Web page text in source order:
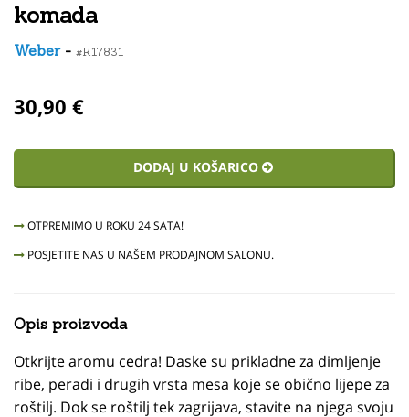
komada
Weber- #K17831
30,90 €
DODAJ U KOŠARICO
OTPREMIMO U ROKU 24 SATA!
POSJETITE NAS U NAŠEM PRODAJNOM SALONU.
Opis proizvoda
Otkrijte aromu cedra! Daske su prikladne za dimljenje
ribe, peradi i drugih vrsta mesa koje se obično lijepe za
roštilj. Dok se roštilj tek zagrijava, stavite na njega svoju